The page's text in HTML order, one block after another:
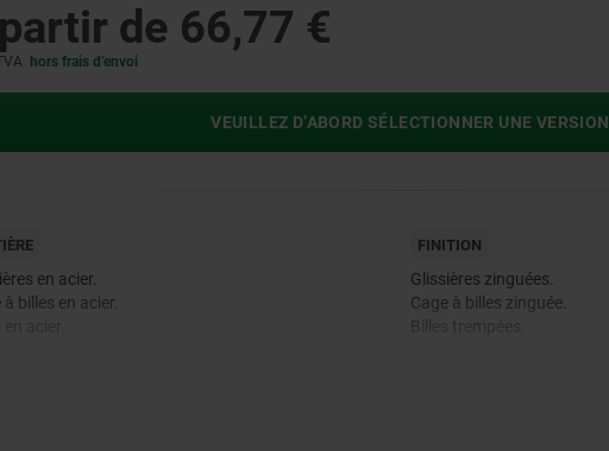
de 66,77 €
hors frais d’envoi
VEUILLEZ D’ABORD SÉLECTIONNER UNE VERSION
en acier.
à billes en acier.
FINITION
Glissières zinguées.
Cage à billes zinguée.